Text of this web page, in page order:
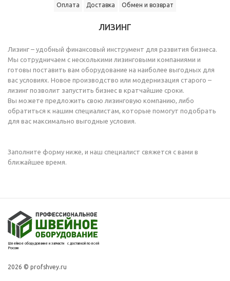
Оплата Доставка Обмен и возврат
ЛИЗИНГ
Лизинг – удобный финансовый инструмент для развития бизнеса.
Мы сотрудничаем с несколькими лизинговыми компаниями и
готовы поставить вам оборудование на наиболее выгодных для
вас условиях. Новое производство или модернизация старого –
лизинг позволит запустить бизнес в кратчайшие сроки.
Вы можете предложить свою лизинговую компанию, либо
обратиться к нашим специалистам, которые помогут подобрать
для вас максимально выгодные условия.
Заполните форму ниже, и наш специалист свяжется с вами в
ближайшее время.
Швейное оборудование и запчасти с доставкой по всей
России
2026 © profshvey.ru